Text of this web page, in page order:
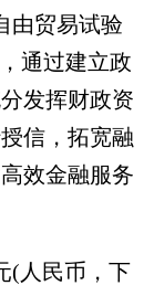
由贸易试验
通过建立政
发挥财政资
信，拓宽融
效金融服务
人民币，下